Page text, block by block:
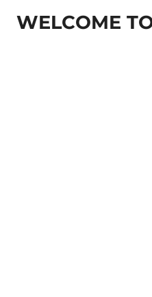
WELCOME